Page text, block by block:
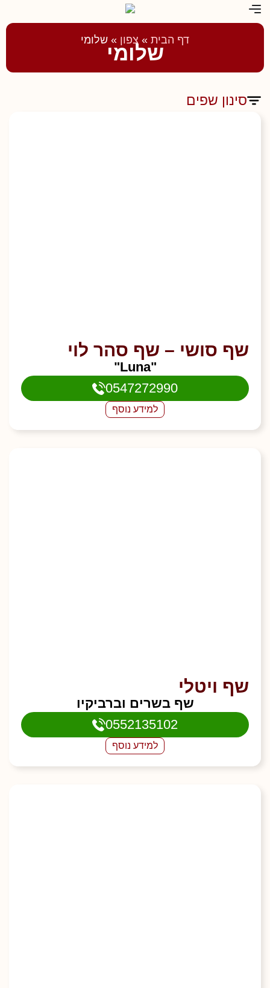
דף הבית » צפון » שלומי
שלומי
סינון שפים
שף סושי – שף סהר לוי
"Luna"
0547272990
למידע נוסף
שף ויטלי
שף בשרים וברביקיו
0552135102
למידע נוסף